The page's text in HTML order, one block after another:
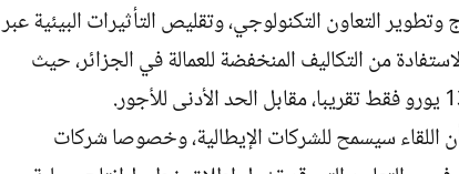
التعاون التكنولوجي، وتقليص التأثيرات البيئية عبر
من التكاليف المنخفضة للعمالة في الجزائر، حيث
اللقاء سيسمح للشركات الإيطالية، وخصوصا شركات